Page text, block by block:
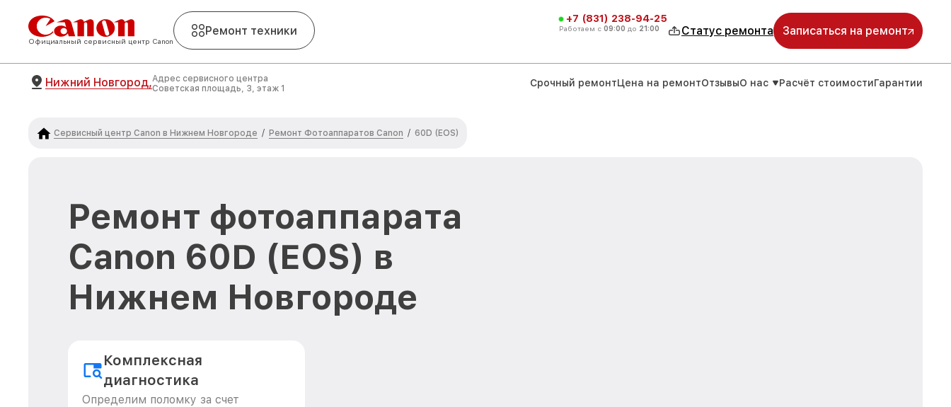
Официальный сервисный центр Canon
Ремонт техники
+7 (831) 238-94-25
Работаем с 09:00 до 21:00 Статус ремонта Записаться на ремонт
Нижний Новгород,Адрес сервисного центра
Советская площадь, 3, этаж 1
Срочный ремонтЦена на ремонтОтзывыО нас Расчёт стоимостиГарантии
Сервисный центр Canon в Нижнем Новгороде / Ремонт Фотоаппаратов Canon / 60D (EOS)
Ремонт фотоаппарата
Canon 60D (EOS) в
Нижнем Новгороде
Комплексная
диагностика
Определим поломку за счет